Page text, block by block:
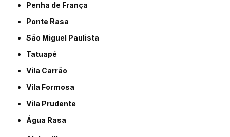
Penha de França
Ponte Rasa
São Miguel Paulista
Tatuapé
Vila Carrão
Vila Formosa
Vila Prudente
Água Rasa